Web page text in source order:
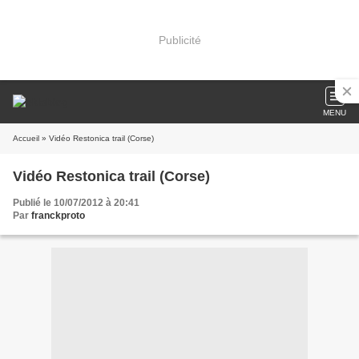
Publicité
MENU
Accueil » Vidéo Restonica trail (Corse)
Vidéo Restonica trail (Corse)
Publié le 10/07/2012 à 20:41
Par franckproto